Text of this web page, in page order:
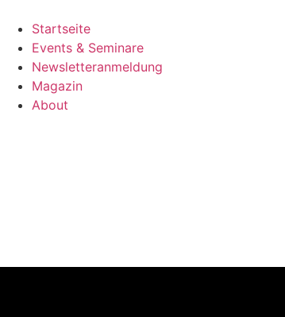
Inhalt
wechseln
Startseite
Events & Seminare
Newsletteranmeldung
Magazin
About